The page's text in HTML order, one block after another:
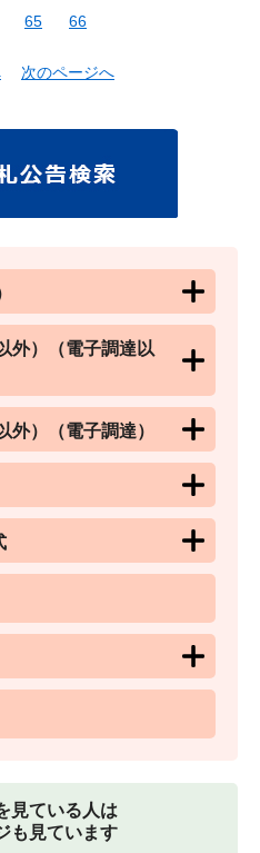
65 66
次のページへ
外）（電子調達以
外）（電子調達）
見ている人は
も見ています